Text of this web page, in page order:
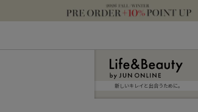
新しいキレイと出合うために。